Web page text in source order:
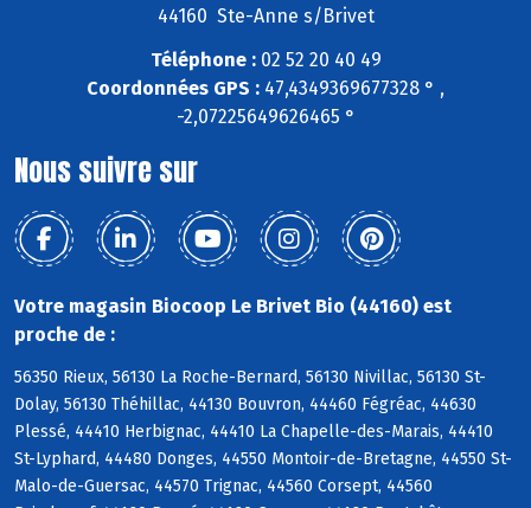
44160 Ste-Anne s/Brivet
Téléphone :02 52 20 40 49
Coordonnées GPS : 47,4349369677328 ° ,
-2,07225649626465 °
Nous suivre sur
Votre magasin Biocoop Le Brivet Bio (44160) est
proche de :
56350 Rieux, 56130 La Roche-Bernard, 56130 Nivillac, 56130 St-
Dolay, 56130 Théhillac, 44130 Bouvron, 44460 Fégréac, 44630
Plessé, 44410 Herbignac, 44410 La Chapelle-des-Marais, 44410
St-Lyphard, 44480 Donges, 44550 Montoir-de-Bretagne, 44550 St-
Malo-de-Guersac, 44570 Trignac, 44560 Corsept, 44560